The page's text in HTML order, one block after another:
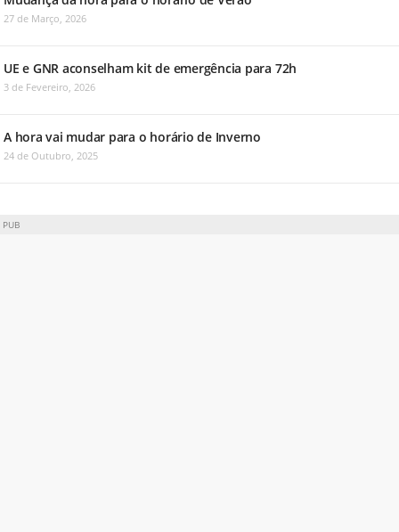
27 de Março, 2026
UE e GNR aconselham kit de emergência para 72h
3 de Fevereiro, 2026
A hora vai mudar para o horário de Inverno
24 de Outubro, 2025
PUB